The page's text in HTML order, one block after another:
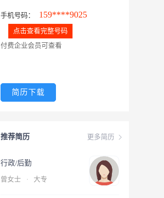
手机号码： 159****9025
点击查看完整号码
付费企业会员可查看
简历下载
更多简历
推荐简历
行政/后勤
曾女士 · 大专